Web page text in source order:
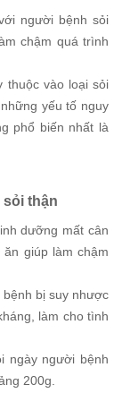
người bệnh sỏi
chậm quá trình
thuộc vào loại sỏi
yếu tố nguy
phổ biến nhất là
thận
dưỡng mất cân
giúp làm chậm
bị suy nhược
làm cho tình
ngày người bệnh
200g.